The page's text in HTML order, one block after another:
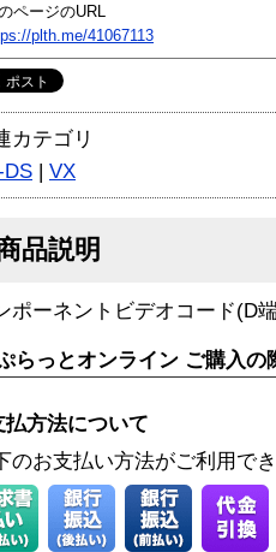
ページのURL
plth.me/41067113
カテゴリ
DS | VX
品説明
ポーネントビデオコード(D
らっとオンライン ご購入の
払方法について
のお支払い方法がご利用で